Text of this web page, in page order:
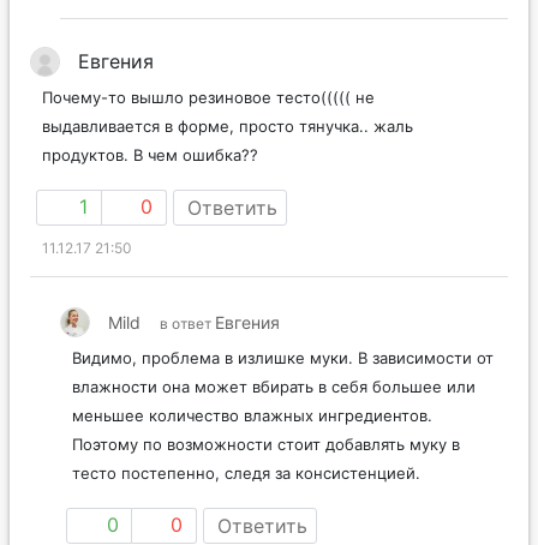
Евгения
Почему-то вышло резиновое тесто((((( не
выдавливается в форме, просто тянучка.. жаль
продуктов. В чем ошибка??
1 0 Ответить
11.12.17 21:50
Mild в ответ Евгения
Видимо, проблема в излишке муки. В зависимости от
влажности она может вбирать в себя большее или
меньшее количество влажных ингредиентов.
Поэтому по возможности стоит добавлять муку в
тесто постепенно, следя за консистенцией.
0 0 Ответить